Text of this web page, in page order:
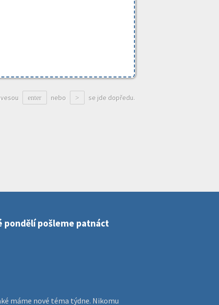
enter nebo > se jde dopředu.
pondělí pošleme patnáct
máme nové téma týdne. Nikomu